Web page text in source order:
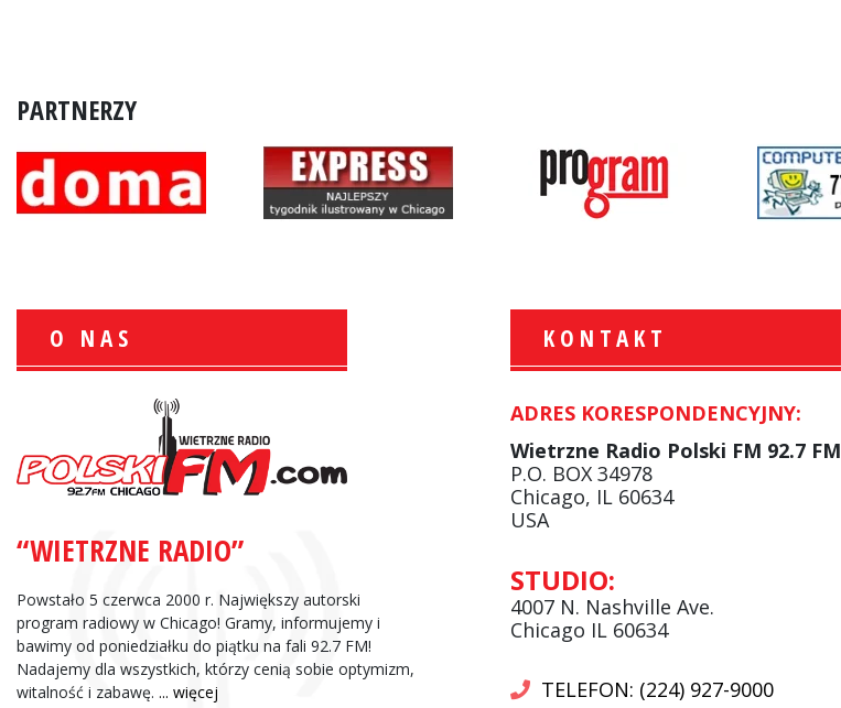
PARTNERZY
O NAS
“WIETRZNE RADIO”
Powstało 5 czerwca 2000 r. Największy autorski
program radiowy w Chicago! Gramy, informujemy i
bawimy od poniedziałku do piątku na fali 92.7 FM!
Nadajemy dla wszystkich, którzy cenią sobie optymizm,
witalność i zabawę. ... więcej
KONTAKT
ADRES KORESPONDENCYJNY:
Wietrzne Radio Polski FM 92.7 FM
P.O. BOX 34978
Chicago, IL 60634
USA
STUDIO:
4007 N. Nashville Ave.
Chicago IL 60634
TELEFON: (224) 927-9000
Sport Polonijny
Zbigniew Wojewnik:
Krzysztof Wawer:
Komentator
facebook